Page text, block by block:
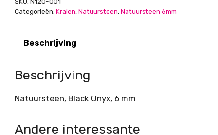
Categorieën: Kralen,Natuursteen,Natuursteen 6mm
Beschrijving
Beschrijving
Natuursteen, Black Onyx, 6 mm
Andere interessante